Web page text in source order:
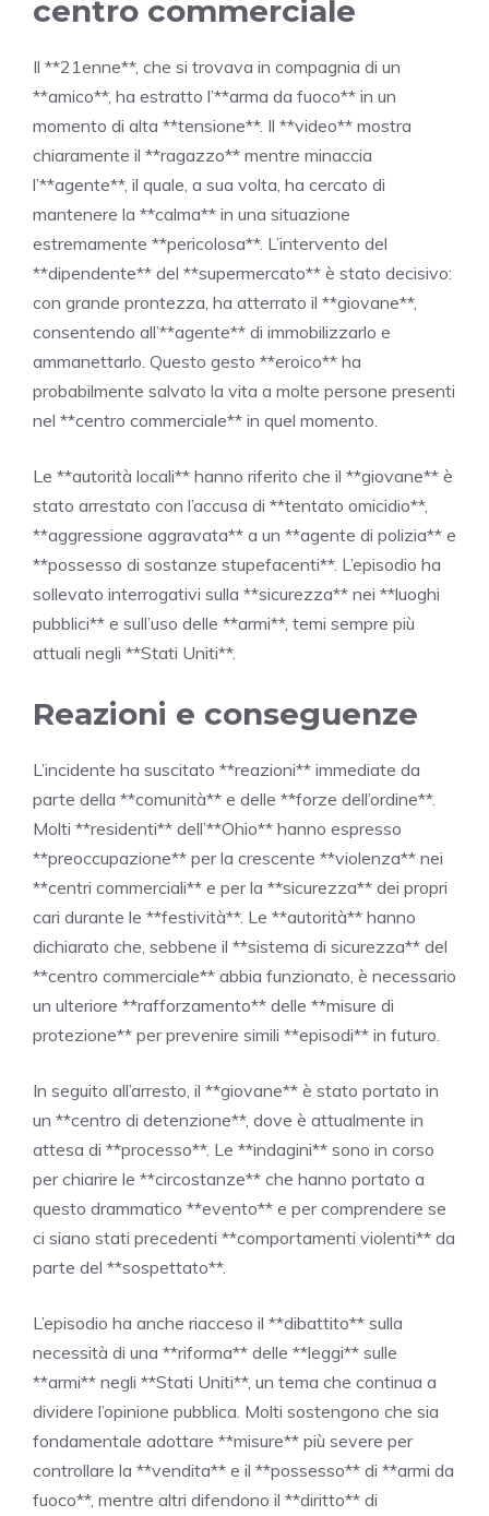
centro commerciale
Il **21enne**, che si trovava in compagnia di un
**amico**, ha estratto l’**arma da fuoco** in un
momento di alta **tensione**. Il **video** mostra
chiaramente il **ragazzo** mentre minaccia
l’**agente**, il quale, a sua volta, ha cercato di
mantenere la **calma** in una situazione
estremamente **pericolosa**. L’intervento del
**dipendente** del **supermercato** è stato decisivo:
con grande prontezza, ha atterrato il **giovane**,
consentendo all’**agente** di immobilizzarlo e
ammanettarlo. Questo gesto **eroico** ha
probabilmente salvato la vita a molte persone presenti
nel **centro commerciale** in quel momento.
Le **autorità locali** hanno riferito che il **giovane** è
stato arrestato con l’accusa di **tentato omicidio**,
**aggressione aggravata** a un **agente di polizia** e
**possesso di sostanze stupefacenti**. L’episodio ha
sollevato interrogativi sulla **sicurezza** nei **luoghi
pubblici** e sull’uso delle **armi**, temi sempre più
attuali negli **Stati Uniti**.
Reazioni e conseguenze
L’incidente ha suscitato **reazioni** immediate da
parte della **comunità** e delle **forze dell’ordine**.
Molti **residenti** dell’**Ohio** hanno espresso
**preoccupazione** per la crescente **violenza** nei
**centri commerciali** e per la **sicurezza** dei propri
cari durante le **festività**. Le **autorità** hanno
dichiarato che, sebbene il **sistema di sicurezza** del
**centro commerciale** abbia funzionato, è necessario
un ulteriore **rafforzamento** delle **misure di
protezione** per prevenire simili **episodi** in futuro.
In seguito all’arresto, il **giovane** è stato portato in
un **centro di detenzione**, dove è attualmente in
attesa di **processo**. Le **indagini** sono in corso
per chiarire le **circostanze** che hanno portato a
questo drammatico **evento** e per comprendere se
ci siano stati precedenti **comportamenti violenti** da
parte del **sospettato**.
L’episodio ha anche riacceso il **dibattito** sulla
necessità di una **riforma** delle **leggi** sulle
**armi** negli **Stati Uniti**, un tema che continua a
dividere l’opinione pubblica. Molti sostengono che sia
fondamentale adottare **misure** più severe per
controllare la **vendita** e il **possesso** di **armi da
fuoco**, mentre altri difendono il **diritto** di